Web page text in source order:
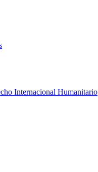
Internacional Humanitario